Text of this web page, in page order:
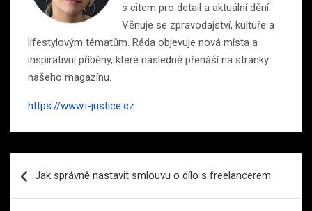
s citem pro detail a aktuální dění.
Věnuje se zpravodajství, kultuře a
lifestylovým tématům. Ráda objevuje nová místa a
inspirativní příběhy, které následně přenáší na stránky
našeho magazínu.
https://www.i-justice.cz
proJak správně nastavit smlouvu o dílo s freelancerem